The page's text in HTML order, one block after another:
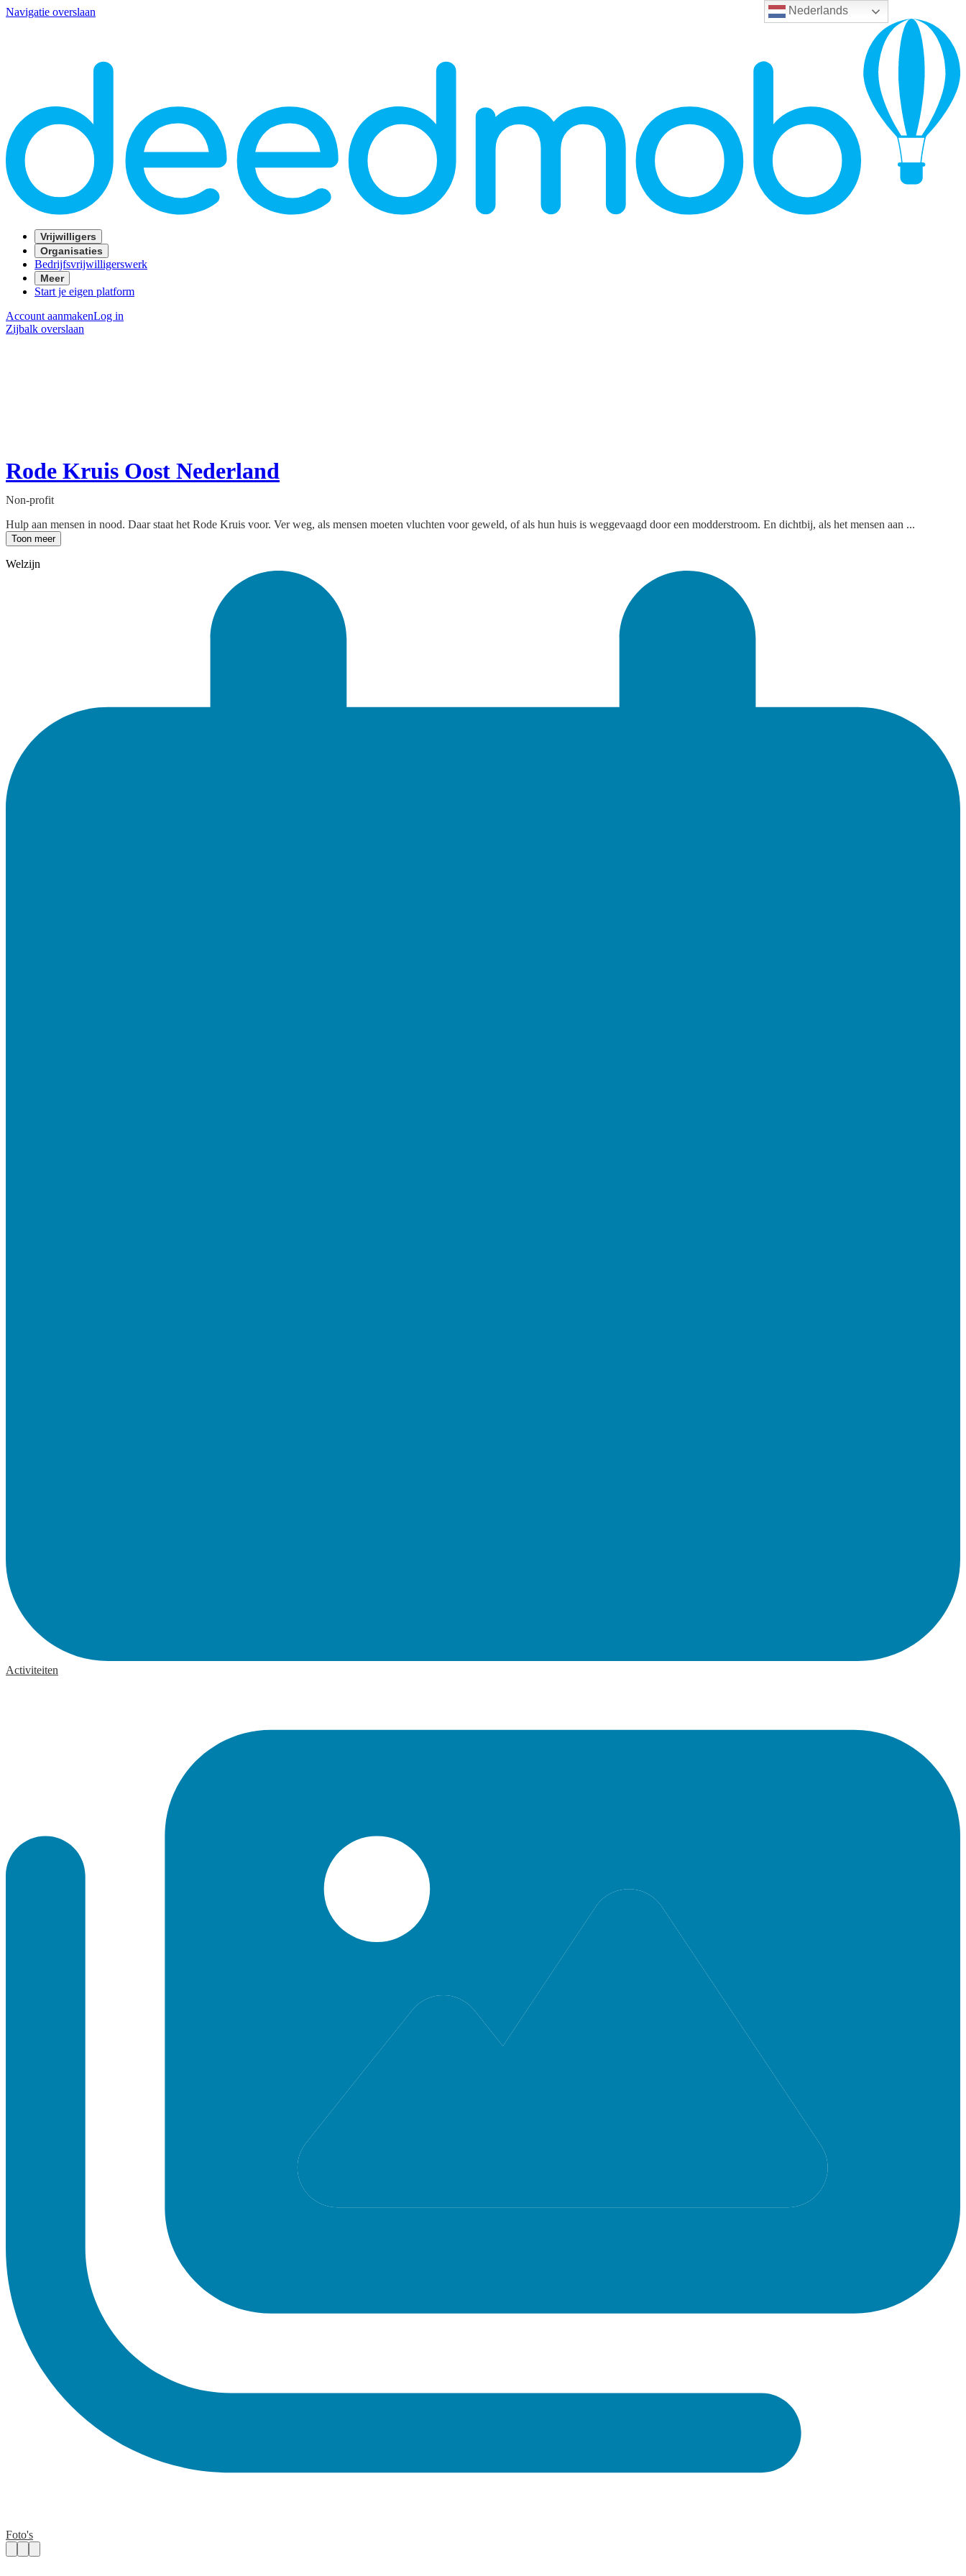
Nederlands
Navigatie overslaan
Vrijwilligers
Organisaties
Bedrijfsvrijwilligerswerk
Meer
Start je eigen platform
Account aanmakenLog in
Zijbalk overslaan
Rode Kruis Oost Nederland
Non-profit
Hulp aan mensen in nood. Daar staat het Rode Kruis voor. Ver weg, als mensen moeten vluchten voor geweld, of als hun huis is weggevaagd door een modderstroom. En dichtbij, als het mensen aan ...
Toon meer
Welzijn
Activiteiten
Foto's